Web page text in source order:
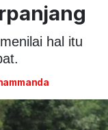
hal itu